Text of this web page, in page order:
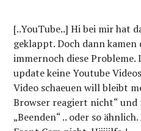
[..YouTube..] Hi bei mir hat
geklappt. Doch dann kamen
immernoch diese Probleme.
update keine Youtube
Video schaeuen will bleibt
Browser reagiert nicht“ und
„Beenden“ .. oder so